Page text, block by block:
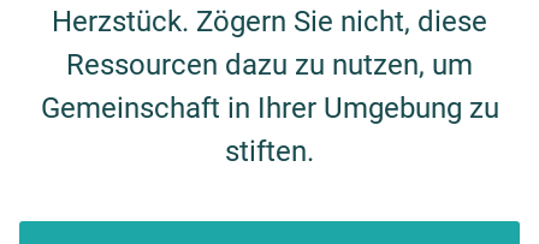
Herzstück. Zögern Sie nicht, diese
Ressourcen dazu zu nutzen, um
Gemeinschaft in Ihrer Umgebung zu
stiften.